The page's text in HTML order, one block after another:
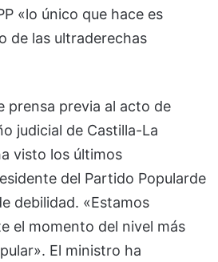
«lo único que hace es
de las ultraderechas
prensa previa al acto de
judicial de Castilla-La
visto los últimos
del Partido Popularde
debilidad. «Estamos
el momento del nivel más
El ministro ha